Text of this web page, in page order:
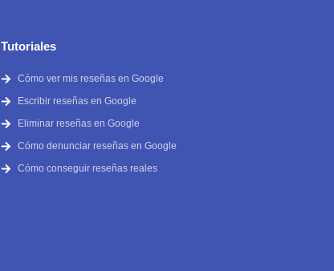
Tutoriales
Cómo ver mis reseñas en Google
Escribir reseñas en Google
Eliminar reseñas en Google
Cómo denunciar reseñas en Google
Cómo conseguir reseñas reales